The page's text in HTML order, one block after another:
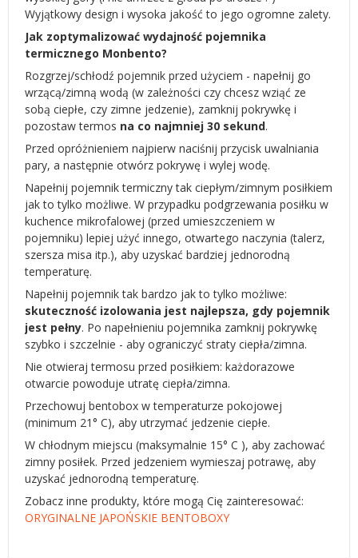
Wyjątkowy design i wysoka jakość to jego ogromne zalety.
Jak zoptymalizować wydajność pojemnika
termicznego Monbento?
Rozgrzej/schłodź pojemnik przed użyciem - napełnij go
wrzącą/zimną wodą (w zależności czy chcesz wziąć ze
sobą ciepłe, czy zimne jedzenie), zamknij pokrywkę i
pozostaw termos na co najmniej 30 sekund.
Przed opróżnieniem najpierw naciśnij przycisk uwalniania
pary, a następnie otwórz pokrywę i wylej wodę.
Napełnij pojemnik termiczny tak ciepłym/zimnym posiłkiem
jak to tylko możliwe. W przypadku podgrzewania posiłku w
kuchence mikrofalowej (przed umieszczeniem w
pojemniku) lepiej użyć innego, otwartego naczynia (talerz,
szersza misa itp.), aby uzyskać bardziej jednorodną
temperaturę.
Napełnij pojemnik tak bardzo jak to tylko możliwe:
skuteczność izolowania jest najlepsza, gdy pojemnik
jest pełny. Po napełnieniu pojemnika zamknij pokrywkę
szybko i szczelnie - aby ograniczyć straty ciepła/zimna.
Nie otwieraj termosu przed posiłkiem: każdorazowe
otwarcie powoduje utratę ciepła/zimna.
Przechowuj bentobox w temperaturze pokojowej
(minimum 21° C), aby utrzymać jedzenie ciepłe.
W chłodnym miejscu (maksymalnie 15° C ), aby zachować
zimny posiłek. Przed jedzeniem wymieszaj potrawę, aby
uzyskać jednorodną temperaturę.
Zobacz inne produkty, które mogą Cię zainteresować:
ORYGINALNE JAPOŃSKIE BENTOBOXY